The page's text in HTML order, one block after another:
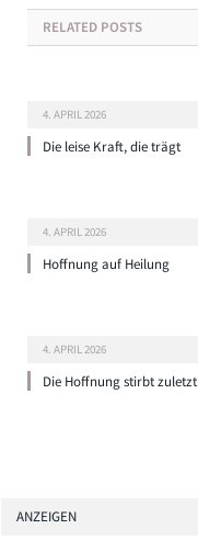
RELATED POSTS
4. APRIL 2026
Die leise Kraft, die trägt
4. APRIL 2026
Hoffnung auf Heilung
4. APRIL 2026
Die Hoffnung stirbt zuletzt
ANZEIGEN